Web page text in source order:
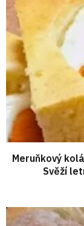
Meruňkový
Svěží